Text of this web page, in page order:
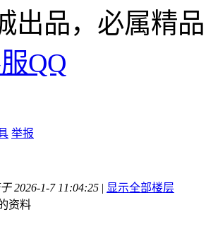
出品，必属精
举报
2026-1-7 11:04:25 | 显示全部楼层
资料